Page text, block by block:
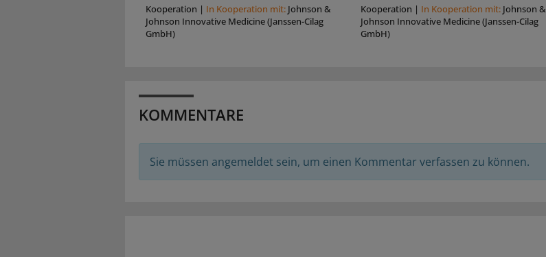
Kooperation | In Kooperation mit: Johnson &
Johnson Innovative Medicine (Janssen-Cilag
GmbH)
Kooperation | In Kooperation mit: Johnson &
Johnson Innovative Medicine (Janssen-Cilag
GmbH)
KOMMENTARE
Sie müssen angemeldet sein, um einen Kommentar verfassen zu können.